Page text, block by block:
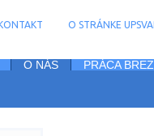
O STRÁNKE
O NÁS PRÁCA